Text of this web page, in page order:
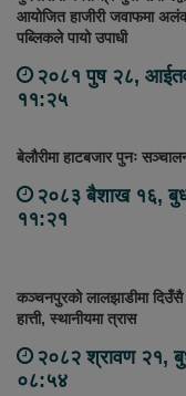
आयोजित हाजीरी जवाफमा
पब्लिकले पायो उपाधी
२०८१ पुष २८,
११:२५
बेलौरीमा हाटबजार पुनः
२०८३ बैशाख १६,
११:२१
कञ्चनपुरको लालझाडीमा
हात्ती, स्थानीयमा त्रास
२०८२ श्रावण २१,
०८:५४